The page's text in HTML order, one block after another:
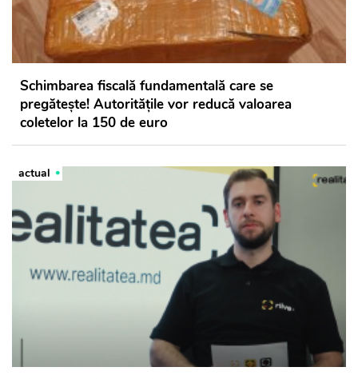
Schimbarea fiscală fundamentală care se
pregătește! Autoritățile vor reducă valoarea
coletelor la 150 de euro
actual